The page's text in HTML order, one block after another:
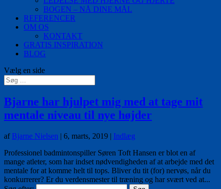
BOGEN – NÅ DINE MÅL
REFERENCER
OM OS
KONTAKT
GRATIS INSPIRATION
BLOG
Vælg en side
Bjarne har hjulpet mig med at tage mit
mentale niveau til nye højder
af Bjarne Nielsen | 6, marts, 2019 | Indlæg
Professionel badmintonspiller Søren Toft Hansen er blot en af
mange atleter, som har indset nødvendigheden af at arbejde med det
mentale for at komme helt til tops. Bliver du tit (for) nervøs, når du
konkurrerer? Er du verdensmester til træning og har svært ved at...